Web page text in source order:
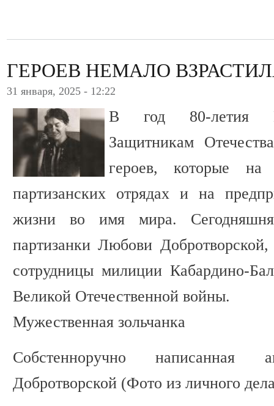
ГЕРОЕВ НЕМАЛО
31 января, 2025 - 12:22
В год 80-летия
Защитникам
героев, которые
партизанских отрядах и на
жизни во имя мира.
партизанки Любови
сотрудницы милиции Кабардино-
Великой Отечественной войны.
Мужественная зольчанка
Собстенноручно написанная
Добротворской (Фото из личного